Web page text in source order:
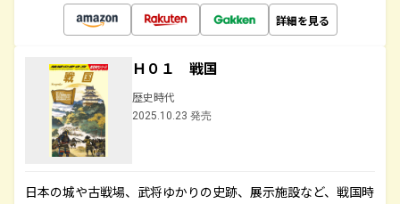
詳細を見る
Ｈ０１ 戦国
歴史時代
2025.10.23 発売
日本の城や古戦場、武将ゆかりの史跡、展示施設など、戦国時